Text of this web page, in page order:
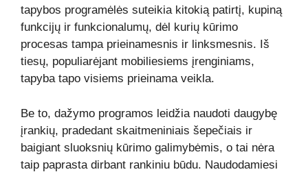
tapybos programėlės suteikia kitokią patirtį, kupiną
funkcijų ir funkcionalumų, dėl kurių kūrimo
procesas tampa prieinamesnis ir linksmesnis. Iš
tiesų, populiarėjant mobiliesiems įrenginiams,
tapyba tapo visiems prieinama veikla.
Be to, dažymo programos leidžia naudoti daugybę
įrankių, pradedant skaitmeniniais šepečiais ir
baigiant sluoksnių kūrimo galimybėmis, o tai nėra
taip paprasta dirbant rankiniu būdu. Naudodamiesi